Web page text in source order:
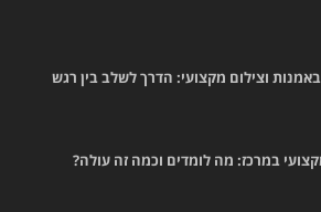
באמנות וצילום מקצועי: הדרך לשלב בין רגש
במרכז: מה לומדים וכמה זה עולה?